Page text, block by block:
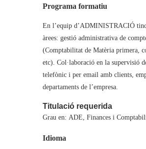
Programa formatiu
En l’equip d’ADMINISTRACIÓ
àrees: gestió administrativa de
(Comptabilitat de Matèria primera,
etc). Col·laboració en la supervisió
telefònic i per email amb clients,
departaments de l’empresa.
Titulació requerida
Grau en: ADE, Finances i
Idioma